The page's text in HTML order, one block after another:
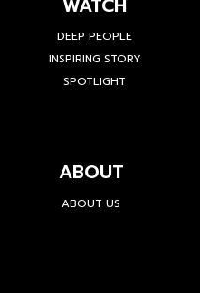
WATCH
DEEP PEOPLE
INSPIRING STORY
ABOUT